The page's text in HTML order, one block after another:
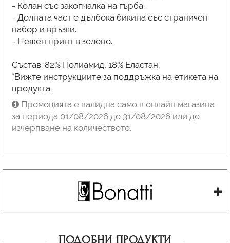
- Колан със закопчалка на гърба.
- Долната част е дълбока бикина със страничен
набор и връзки.
- Нежен принт в зелено.
Състав: 82% Полиамид, 18% Еластан.
*Вижте инструкциите за поддръжка на етикета на
продукта.
Промоцията е валидна само в онлайн магазина
за периода 01/08/2026 до 31/08/2026 или до
изчерпване на количеството.
ПОДОБНИ ПРОДУКТИ